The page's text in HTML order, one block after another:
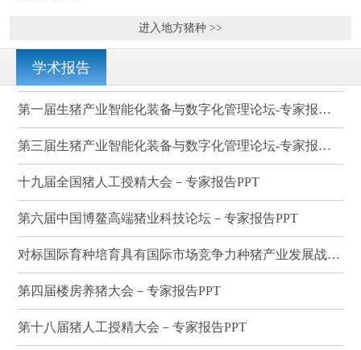
进入地方猪种 >>
学术报告
第一届生猪产业智能化装备与数字化管理论坛-专家报告PPT
第三届生猪产业智能化装备与数字化管理论坛-专家报告PPT
十九届全国猪人工授精大会－专家报告PPT
第六届中国博鳌高端猪业科技论坛－专家报告PPT
对标国际育种培育具有国际市场竞争力种猪产业发展战略研讨会－专家报告PPT
第四届楼房养猪大会－专家报告PPT
第十八届猪人工授精大会－专家报告PPT